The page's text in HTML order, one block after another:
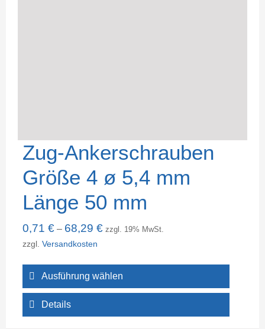
Zug-Ankerschrauben
Größe 4 ø 5,4 mm
Länge 50 mm
0,71 €– 68,29 € zzgl. 19% MwSt.
zzgl. Versandkosten
Ausführung wählen
Details